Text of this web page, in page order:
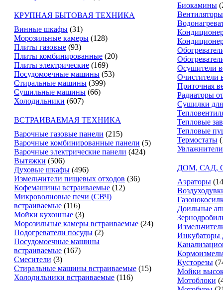
КРУПНАЯ БЫТОВАЯ ТЕХНИКА
Винные шкафы (31)
Морозильные камеры (128)
Плиты газовые (93)
Плиты комбинированные (20)
Плиты электрические (169)
Посудомоечные машины (53)
Стиральные машины (399)
Сушильные машины (66)
Холодильники (607)
ВСТРАИВАЕМАЯ ТЕХНИКА
Варочные газовые панели (215)
Варочные комбинированные панели (5)
Варочные электрические панели (424)
Вытяжки (506)
Духовые шкафы (496)
Измельчители пищевых отходов (36)
Кофемашины встраиваемые (12)
Микроволновые печи (СВЧ)
встраиваемые (116)
Мойки кухонные (3)
Морозильные камеры встраиваемые (24)
Подогреватели посуды (2)
Посудомоечные машины
встраиваемые (167)
Смесители (3)
Стиральные машины встраиваемые (15)
Холодильники встраиваемые (116)
Биокамины
Вентиляторы
Осушители
Очистители
Приточная
Радиаторы
Сушилки
Тепловые
Тепловые
Термостаты
ДОМ, САД,
Аэраторы
Доильные
Инкубаторы
Кусторезы
Мойки
Мотоблоки